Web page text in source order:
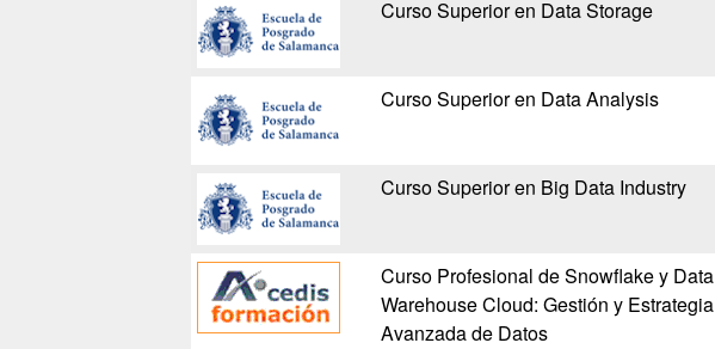
Curso Superior en Data Storage
Curso Superior en Data Analysis
Curso Superior en Big Data Industry
Curso Profesional de Snowflake y Data
Warehouse Cloud: Gestión y Estrategia
Avanzada de Datos